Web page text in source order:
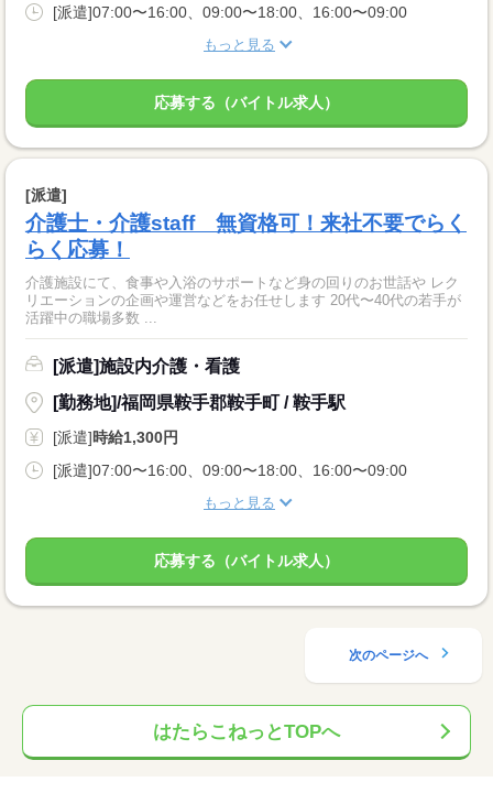
[派遣]07:00〜16:00、09:00〜18:00、16:00〜09:00
もっと見る
応募する（バイトル求人）
[派遣]
介護士・介護staff 無資格可！来社不要でらく
らく応募！
介護施設にて、食事や入浴のサポートなど身の回りのお世話や レク
リエーションの企画や運営などをお任せします 20代〜40代の若手が
活躍中の職場多数 ...
[派遣]施設内介護・看護
[勤務地]/福岡県鞍手郡鞍手町 / 鞍手駅
[派遣]時給1,300円
[派遣]07:00〜16:00、09:00〜18:00、16:00〜09:00
もっと見る
応募する（バイトル求人）
次のページへ
はたらこねっとTOPへ